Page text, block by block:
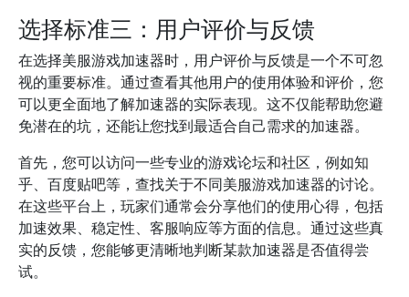
选择标准三：用户评价与反馈
在选择美服游戏加速器时，用户评价与反馈是一个不可忽
视的重要标准。通过查看其他用户的使用体验和评价，您
可以更全面地了解加速器的实际表现。这不仅能帮助您避
免潜在的坑，还能让您找到最适合自己需求的加速器。
首先，您可以访问一些专业的游戏论坛和社区，例如知
乎、百度贴吧等，查找关于不同美服游戏加速器的讨论。
在这些平台上，玩家们通常会分享他们的使用心得，包括
加速效果、稳定性、客服响应等方面的信息。通过这些真
实的反馈，您能够更清晰地判断某款加速器是否值得尝
试。